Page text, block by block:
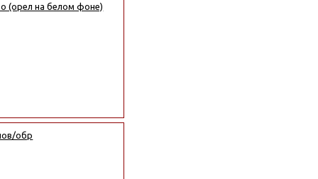
(орел на белом фоне)
обр